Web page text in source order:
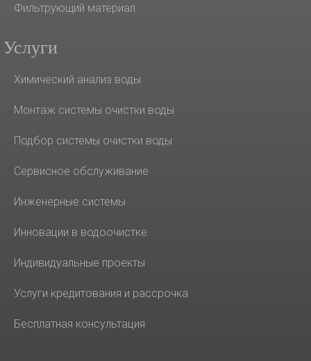
Фильтрующий материал
Услуги
Химический анализ воды
Монтаж системы очистки воды
Подбор системы очистки воды
Сервисное обслуживание
Инженерные системы
Инновации в водоочистке
Индивидуальные проекты
Услуги кредитования и рассрочка
Бесплатная консультация